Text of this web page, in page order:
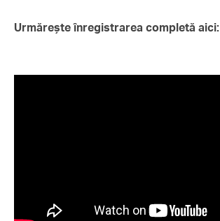
Urmărește înregistrarea completă aici: